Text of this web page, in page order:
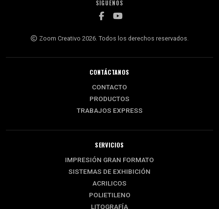
SÍGUENOS
Zoom Creativo 2026. Todos los derechos reservados.
CONTÁCTANOS
CONTACTO
PRODUCTOS
TRABAJOS EXPRESS
SERVICIOS
IMPRESIÓN GRAN FORMATO
SISTEMAS DE EXHIBICIÓN
ACRILICOS
POLIETILENO
LITOGRAFÍA